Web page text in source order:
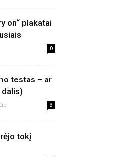
on“ plakatai
0
testas – ar
3
tokį